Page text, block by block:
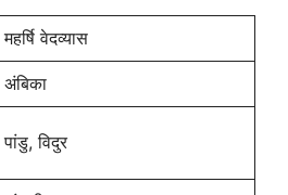
महर्षि वेदव्यास
अंबिका
पांडु, विदुर